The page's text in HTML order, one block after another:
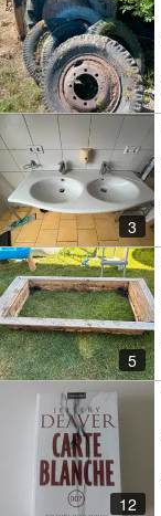
3
5
12